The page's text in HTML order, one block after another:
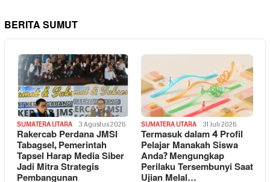
BERITA SUMUT
SUMATERA UTARA 3 Agustus 2026
Rakercab Perdana JMSI
Tabagsel, Pemerintah
Tapsel Harap Media Siber
Jadi Mitra Strategis
Pembangunan
SUMATERA UTARA 31 Juli 2026
Termasuk dalam 4 Profil
Pelajar Manakah Siswa
Anda? Mengungkap
Perilaku Tersembunyi Saat
Ujian Melal…